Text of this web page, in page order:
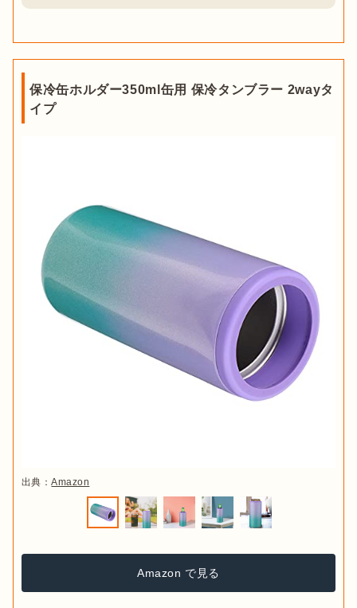
保冷缶ホルダー350ml缶用 保冷タンブラー 2wayタ
イプ
出典：Amazon
Amazon で見る